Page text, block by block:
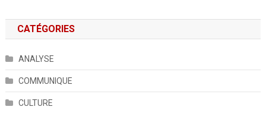
CATÉGORIES
ANALYSE
COMMUNIQUE
CULTURE